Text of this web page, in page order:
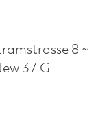
8 ~
37 G